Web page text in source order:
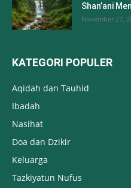
Shan’ani
November 27,
KATEGORI POPULER
Aqidah dan Tauhid
Ibadah
Nasihat
Doa dan Dzikir
Keluarga
Tazkiyatun Nufus